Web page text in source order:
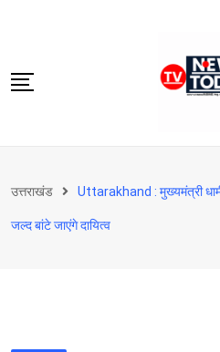
content
दिल्‍ली-एनसीआर
उत्तराखंड
उत्तराखंड Uttarakhand : मुख्यमंत्री
जल्द बांटे जाएंगे दायित्व